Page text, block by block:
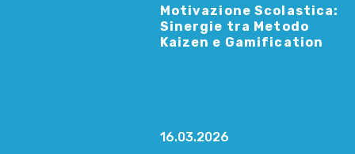
Motivazione Scolastica:
Sinergie tra Metodo
Kaizen e Gamification
16.03.2026